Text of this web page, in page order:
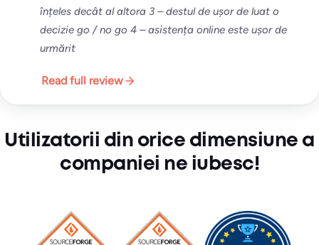
înțeles decât al altora 3 – destul de ușor de luat o
decizie go / no go 4 – asistența online este ușor de
urmărit
Read full review
Utilizatorii din orice dimensiune a
companiei ne iubesc!